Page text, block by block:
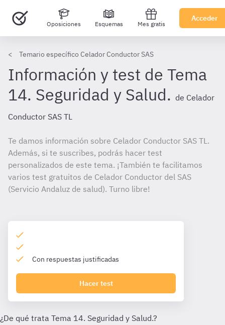
Oposiciones Esquemas Mes gratis
Acceder
Temario específico Celador Conductor SAS
Información y test de Tema
14. Seguridad y Salud. de Celador
Conductor SAS TL
Te damos información sobre Celador Conductor SAS TL.
Además, si te suscribes, podrás hacer test
personalizados de este tema. ¡También te facilitamos
varios test gratuitos de Celador Conductor del SAS
(Servicio Andaluz de salud). Turno libre!
Con respuestas justificadas
Hacer test